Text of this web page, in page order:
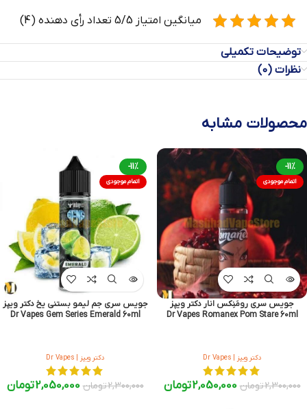
میانگین امتیاز 5/5 تعداد رأی دهنده (4)
توضیحات تکمیلی
نظرات (0)
محصولات مشابه
-11%
اتمام موجودی
جویس سری رومَنِکس انار دکتر ویپز
Dr Vapes Romanex Pom Stare 60ml
دکتر ویپز | Dr Vapes
2,300,000تومان 2,050,000تومان
-11%
اتمام موجودی
جویس سری جم لیمو بستنی یخ دکتر ویپز
Dr Vapes Gem Series Emerald 60ml
دکتر ویپز | Dr Vapes
2,300,000تومان 2,050,000تومان